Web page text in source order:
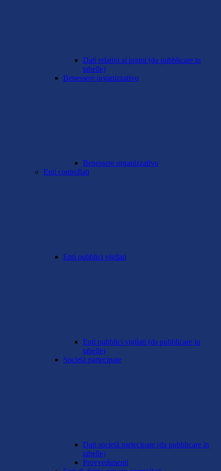
Dati relativi ai premi (da pubblicare in
tabelle)
Benessere organizzativo
Benessere organizzativo
Enti controllati
Enti pubblici vigilati
Enti pubblici vigilati (da pubblicare in
tabelle)
Società partecipate
Dati società partecipate (da pubblicare in
tabelle)
Provvedimenti